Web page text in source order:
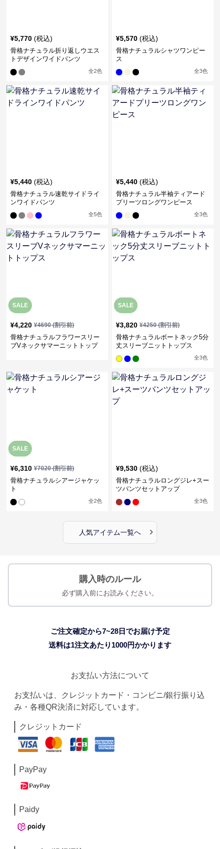
¥5,770 (税込)
骨格ナチュラル折り返しウエス
トデザインワイドパンツ
全2色
¥5,570 (税込)
骨格ナチュラルシャツワンピー
ス
全3色
¥5,440 (税込)
骨格ナチュラル速乾サイドライ
ンワイドパンツ
全5色
¥5,440 (税込)
骨格ナチュラル半袖ティアード
プリーツロングワンピース
全3色
SALE
¥4,220 ¥4690(割引前)
骨格ナチュラルフラワースリー
ブVネックサマーニットトップ
SALE
¥3,820 ¥4250(割引前)
骨格ナチュラルボートネック5分
丈スリーブニットトップス
全3色
SALE
¥6,310 ¥7020(割引前)
骨格ナチュラルシアージャケッ
ト
全2色
¥9,530 (税込)
骨格ナチュラルロングジレ+スー
ツパンツセットアップ
全3色
人気アイテム一覧へ ›
購入時のルール
必ず購入前にお読みください。
ご注文確定から7~28日でお届け予定
送料は1注文あたり 1000円かかります
お支払い方法について
お支払いは、クレジットカード・コンビニ/銀行振り込
み・各種QR決済に対応しています。
クレジットカード
PayPay
Paidy